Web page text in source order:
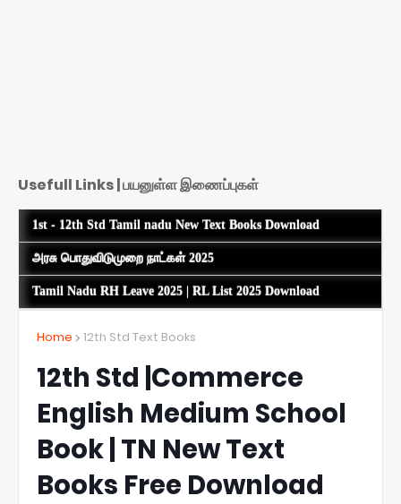
Usefull Links | பயனுள்ள இணைப்புகள்
1st - 12th Std Tamil nadu New Text Books Download
அரசு பொதுவிடுமுறை நாட்கள் 2025
Tamil Nadu RH Leave 2025 | RL List 2025 Download
Home 12th Std Text Books
12th Std |Commerce
English Medium School
Book | TN New Text
Books Free Download